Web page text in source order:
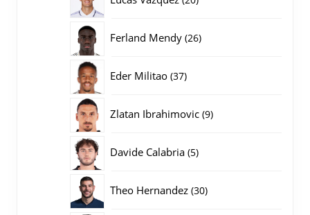
Ferland Mendy 2626
Eder Militao 3737
Zlatan Ibrahimovic 99
Davide Calabria 55
Theo Hernandez 3030